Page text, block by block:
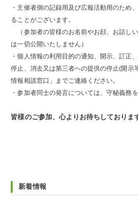
・主催者側の記録用及び広報活動用のため
ることがございます。
（参加者の皆様のお名前やお顔、お話し
は一切公開いたしません）
・個人情報の利用目的の通知、開示、訂正
停止、消去又は第三者への提供の停止(開示
情報相談窓口」までご連絡ください。
・参加者同士の発言については、守秘義務
皆様のご参加、心よりお待ちしておりま
新着情報